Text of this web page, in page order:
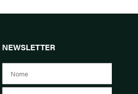
NEWSLETTER